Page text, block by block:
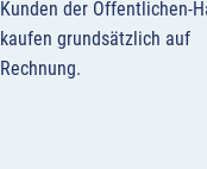
Kunden der Öffentlichen-
kaufen grundsätzlich auf
Rechnung.